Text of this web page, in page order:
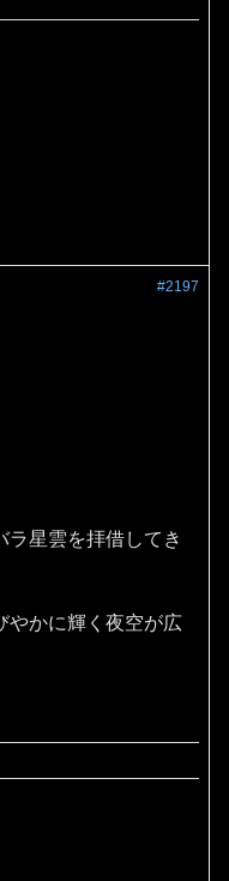
#2197
ラ星雲を拝借してき
やかに輝く夜空が広